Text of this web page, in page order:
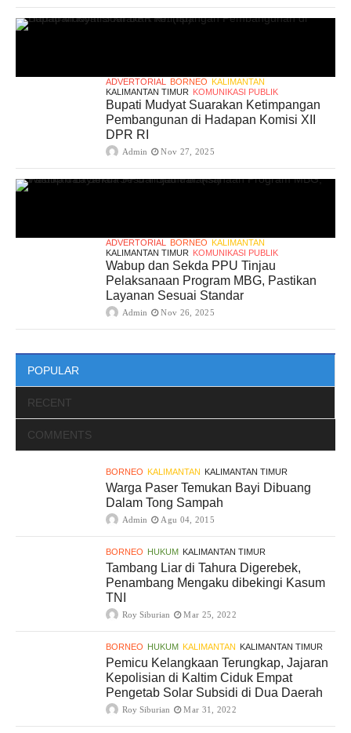
ADVERTORIAL BORNEO
KALIMANTAN
KALIMANTAN TIMUR
KOMUNIKASI PUBLIK
Bupati Mudyat Suarakan Ketimpangan
Pembangunan di Hadapan Komisi XII
DPR RI
Admin Nov 27, 2025
ADVERTORIAL BORNEO
KALIMANTAN
KALIMANTAN TIMUR
KOMUNIKASI PUBLIK
Wabup dan Sekda PPU Tinjau
Pelaksanaan Program MBG, Pastikan
Layanan Sesuai Standar
Admin Nov 26, 2025
POPULAR
RECENT
COMMENTS
BORNEO KALIMANTAN KALIMANTAN TIMUR
Warga Paser Temukan Bayi Dibuang
Dalam Tong Sampah
Admin Agu 04, 2015
BORNEO HUKUM KALIMANTAN TIMUR
Tambang Liar di Tahura Digerebek,
Penambang Mengaku dibekingi Kasum
TNI
Roy Siburian Mar 25, 2022
BORNEO HUKUM KALIMANTAN KALIMANTAN TIMUR
Pemicu Kelangkaan Terungkap, Jajaran
Kepolisian di Kaltim Ciduk Empat
Pengetab Solar Subsidi di Dua Daerah
Roy Siburian Mar 31, 2022